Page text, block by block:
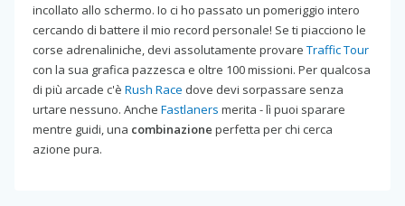
incollato allo schermo. Io ci ho passato un pomeriggio intero
cercando di battere il mio record personale! Se ti piacciono le
corse adrenaliniche, devi assolutamente provare Traffic Tour
con la sua grafica pazzesca e oltre 100 missioni. Per qualcosa
di più arcade c'è Rush Race dove devi sorpassare senza
urtare nessuno. Anche Fastlaners merita - lì puoi sparare
mentre guidi, una combinazione perfetta per chi cerca
azione pura.